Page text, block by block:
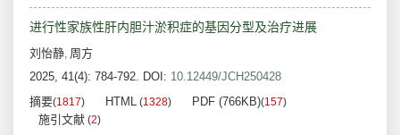
进行性家族性肝内胆汁淤积症的基因分型及治疗进展
刘怡静, 周方
2025, 41(4): 784-792. DOI: 10.12449/JCH250428
摘要(1817) HTML (1328) PDF (766KB)(157)
施引文献 (2)